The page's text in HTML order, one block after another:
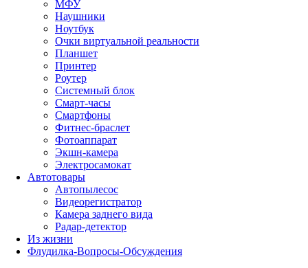
МФУ
Наушники
Ноутбук
Очки виртуальной реальности
Планшет
Принтер
Роутер
Системный блок
Смарт-часы
Смартфоны
Фитнес-браслет
Фотоаппарат
Экшн-камера
Электросамокат
Автотовары
Автопылесос
Видеорегистратор
Камера заднего вида
Радар-детектор
Из жизни
Флудилка-Вопросы-Обсуждения